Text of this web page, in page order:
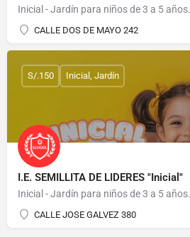
Inicial - Jardín para niños de 3 a 5 años.
CALLE DOS DE MAYO 242
I.E. SEMILLITA DE LIDERES "Inicial"
Inicial - Jardín para niños de 3 a 5 años.
CALLE JOSE GALVEZ 380
S/.150 Inicial, Jardín